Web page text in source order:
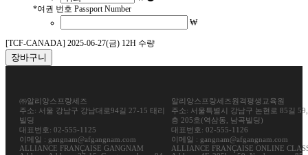
*여권 번호 Passport Number
₩
[TCF-CANADA] 2025-06-27(금) 12H 수량
장바구니
㈜알리앙스프랑세즈
주소: 서울 강남구 강남대로94길 27-15 태리
빌딩
대표번호: 02-555-1125
이메일 : gangnam@afgangnam.com
ALLIANCE FRANÇAISE GANGNAM
알리앙스프랑세즈원격평생교육원
주소: 서울특별시 강남구 논현로 85길
층 205호(역삼동, 남곡빌딩)
대표번호: 02-555-1126
이메일 : gangnam@afgangnam.com
ALLIANCE FRANÇAISE ONLINE